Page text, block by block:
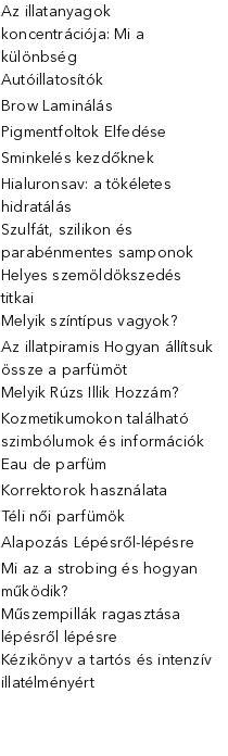
Az illatanyagok
koncentrációja: Mi a
különbség
Autóillatosítók
Brow Laminálás
Pigmentfoltok Elfedése
Sminkelés kezdőknek
Hialuronsav: a tökéletes
hidratálás
Szulfát, szilikon és
parabénmentes samponok
Helyes szemöldökszedés
titkai
Melyik színtípus vagyok?
Az illatpiramis Hogyan állítsuk
össze a parfümöt
Melyik Rúzs Illik Hozzám?
Kozmetikumokon található
szimbólumok és információk
Eau de parfüm
Korrektorok használata
Téli női parfümök
Alapozás Lépésről-lépésre
Mi az a strobing és hogyan
működik?
Műszempillák ragasztása
lépésről lépésre
Kézikönyv a tartós és intenzív
illatélményért